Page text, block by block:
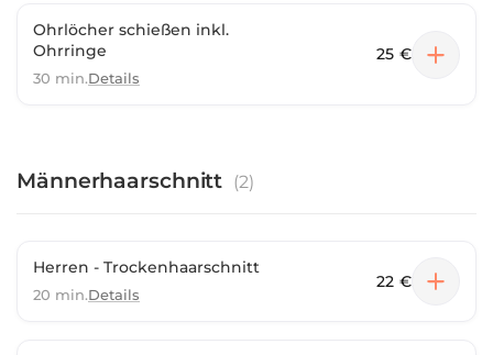
Ohrlöcher schießen inkl.
Ohrringe
30 min.Details
25 €
Männerhaarschnitt (2)
Herren - Trockenhaarschnitt
20 min.Details
22 €